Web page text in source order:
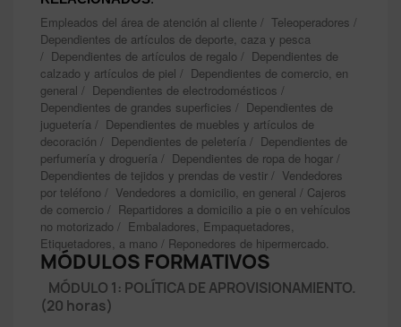
Empleados del área de atención al cliente / Teleoperadores /
Dependientes de artículos de deporte, caza y pesca
/ Dependientes de artículos de regalo / Dependientes de
calzado y artículos de piel / Dependientes de comercio, en
general / Dependientes de electrodomésticos /
Dependientes de grandes superficies / Dependientes de
juguetería / Dependientes de muebles y artículos de
decoración / Dependientes de peletería / Dependientes de
perfumería y droguería / Dependientes de ropa de hogar /
Dependientes de tejidos y prendas de vestir / Vendedores
por teléfono / Vendedores a domicilio, en general / Cajeros
de comercio / Repartidores a domicilio a pie o en vehículos
no motorizado / Embaladores, Empaquetadores,
Etiquetadores, a mano / Reponedores de hipermercado.
MÓDULOS FORMATIVOS
MÓDULO 1: POLÍTICA DE APROVISIONAMIENTO.
(20 horas)